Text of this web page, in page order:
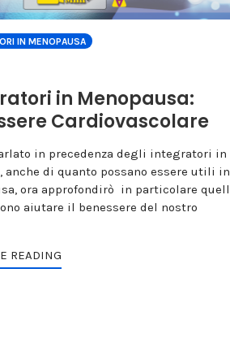
IN MENOPAUSA
in Menopausa:
Cardiovascolare
in precedenza degli integratori in
anche di quanto possano essere utili in
ora approfondirò in particolare
aiutare il benessere del nostro
READING